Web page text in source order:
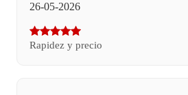
26-05-2026
Rapidez y precio